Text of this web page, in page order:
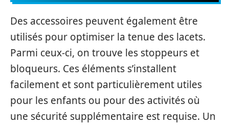
Des accessoires peuvent également être
utilisés pour optimiser la tenue des lacets.
Parmi ceux-ci, on trouve les stoppeurs et
bloqueurs. Ces éléments s’installent
facilement et sont particulièrement utiles
pour les enfants ou pour des activités où
une sécurité supplémentaire est requise. Un